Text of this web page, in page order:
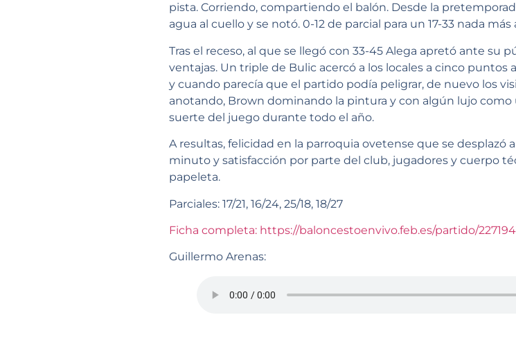
pista. Corriendo, compartiendo el balón. Desde la
agua al cuello y se notó. 0-12 de parcial para un 17-33 nada
Tras el receso, al que se llegó con 33-45 Alega apretó ante su
ventajas. Un triple de Bulic acercó a los locales a cinco
y cuando parecía que el partido podía peligrar, de nuevo los
anotando, Brown dominando la pintura y con algún lujo
suerte del juego durante todo el año.
A resultas, felicidad en la parroquia ovetense que se desplazó
minuto y satisfacción por parte del club, jugadores y cuerpo
papeleta.
Parciales: 17/21, 16/24, 25/18, 18/27
Ficha completa: https://baloncestoenvivo.feb.es/partido/
Guillermo Arenas: